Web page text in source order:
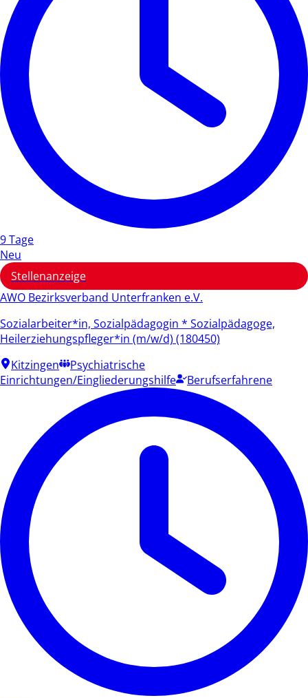
9 Tage
Neu
Stellenanzeige
AWO Bezirksverband Unterfranken e.V.
Sozialarbeiter*in, Sozialpädagogin * Sozialpädagoge,
Heilerziehungspfleger*in (m/w/d) (180450)
Kitzingen
Psychiatrische
Einrichtungen/Eingliederungshilfe
Berufserfahrene